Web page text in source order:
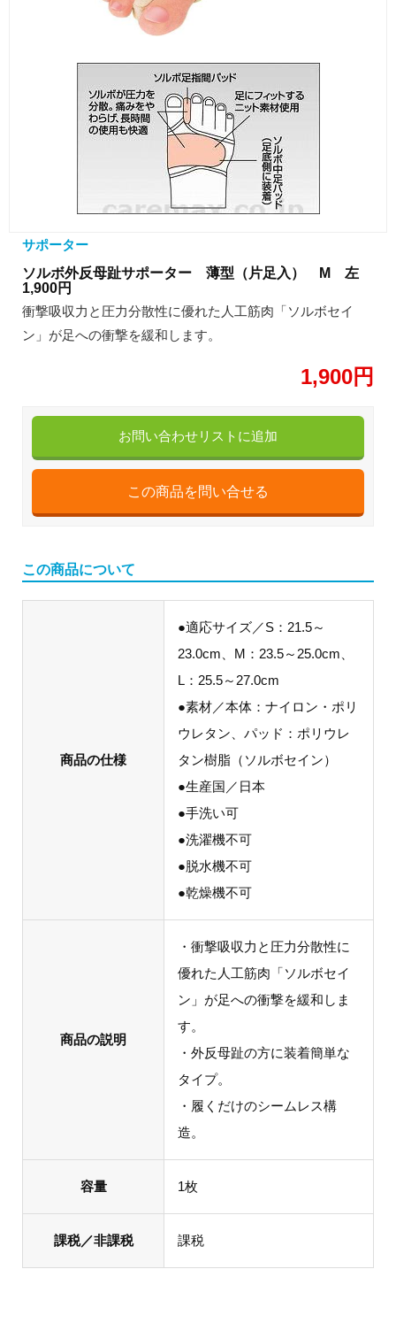
サポーター
ソルボ外反母趾サポーター 薄型（片足入） M 左
1,900円
衝撃吸収力と圧力分散性に優れた人工筋肉「ソルボセイ
ン」が足への衝撃を緩和します。
1,900円
お問い合わせリストに追加
この商品について
商品の仕様
●適応サイズ／S：21.5～
23.0cm、M：23.5～25.0cm、
L：25.5～27.0cm
●素材／本体：ナイロン・ポリ
ウレタン、パッド：ポリウレ
タン樹脂（ソルボセイン）
●生産国／日本
●手洗い可
●洗濯機不可
●脱水機不可
●乾燥機不可
商品の説明
・衝撃吸収力と圧力分散性に
優れた人工筋肉「ソルボセイ
ン」が足への衝撃を緩和しま
す。
・外反母趾の方に装着簡単な
タイプ。
・履くだけのシームレス構
造。
容量 1枚
課税／非課税 課税